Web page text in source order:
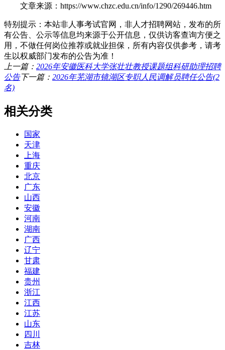
文章来源：https://www.chzc.edu.cn/info/1290/269446.htm
特别提示：本站非人事考试官网，非人才招聘网站，发布的所
有公告、公示等信息均来源于公开信息，仅供访客查询方便之
用，不做任何岗位推荐或就业担保，所有内容仅供参考，请考
生以权威部门发布的公告为准！
上一篇： 2026年安徽医科大学张壮壮教授课题组科研助理招聘
公告下一篇： 2026年芜湖市镜湖区专职人民调解员聘任公告(2
名)
相关分类
国家
天津
上海
重庆
北京
广东
山西
安徽
河南
湖南
广西
辽宁
甘肃
福建
贵州
浙江
江西
江苏
山东
四川
吉林